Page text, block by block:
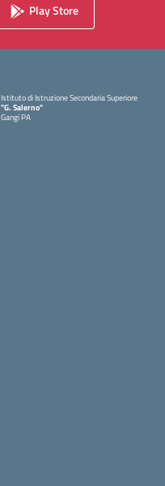
Play Store
Istituto di Istruzione Secondaria Superiore
"G. Salerno"
Gangi PA
— Visita la pagina iniziale della scuola